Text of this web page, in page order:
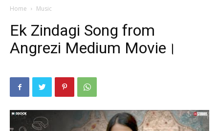
Home Music
Ek Zindagi Song from
Angrezi Medium Movie।